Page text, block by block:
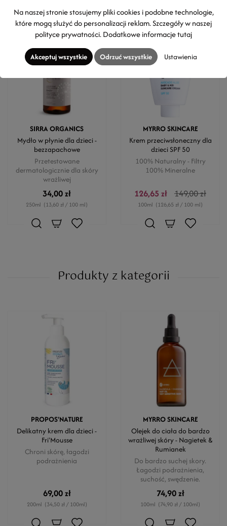
SIRRA ORGANICS
Mydło w płynie dla dzieci -
bezzapachowe
Przetestowane
dermatologicznie dla skóry
wrażliwej
34,00 zł
250ml (13,60 zł / 100 ml)
MYRRO SKINCARE
Krem przeciwsłoneczny dla
dzieci SPF 50
100% Naturalny - Filtry
100% Mineralne
126,65 zł 149,00 zł
100ml (126,65 zł / 100 ml)
Produkty z kategorii
PROPOS'NATURE
Delikatny krem dla dzieci -
Fri'Mousse
Chroni skórę, łagodzi
podrażnienia
69,00 zł
200ml (34,50 zł / 100ml)
MYRRO SKINCARE
Olejek do ciała do bardzo
wrażliwej skóry - Nagietek &
Rumianek
Do bardzo suchej skory.
Łagodzi podrażnienia,
suchość, swędzenie.
74,90 zł
100ml (74,90 zł / 100ml)
Na naszej stronie stosujemy pliki cookies i podobne technologie,
które mogą służyć do personalizacji reklam. Szczegóły w naszej
polityce prywatności. Dodatkowe informacjetutaj
Akceptuj wszystkie Odrzuć wszystkie Ustawienia